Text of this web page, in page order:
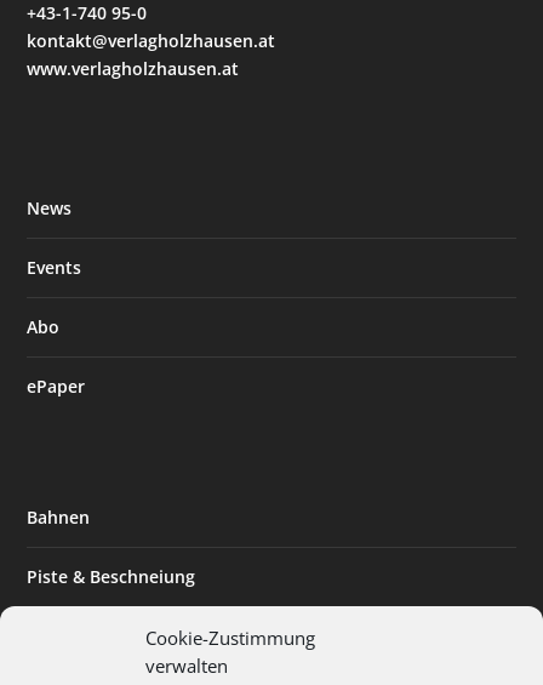
Cookie-Zustimmung
verwalten
+43-1-740 95-0
kontakt@verlagholzhausen.at
www.verlagholzhausen.at
News
Events
Abo
ePaper
Bahnen
Piste & Beschneiung